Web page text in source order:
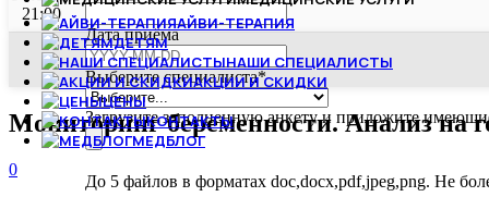
21:00
Дата приёма
Выберите специалиста*
Загрузите заполненную анкету и приложите
До 5 файлов в форматах doc,docx,pdf,jpeg,png. Не
АЙВИ-ТЕРАПИЯ
ДЕТЯМ
НАШИ СПЕЦИАЛИСТЫ
АКЦИИ И СКИДКИ
ЦЕНЫ
КОНТАКТЫ
МЕДБЛОГ
Мониторинг беременности. Анализ на
0